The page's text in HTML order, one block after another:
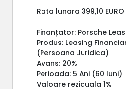
Rata lunara 399,10
Finanțator: Porsche
Produs: Leasing Financiar
(Persoana Juridica)
Avans: 20%
Perioada: 5 Ani (60 luni)
Valoare reziduala 1%